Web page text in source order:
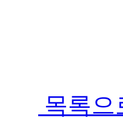
목록으